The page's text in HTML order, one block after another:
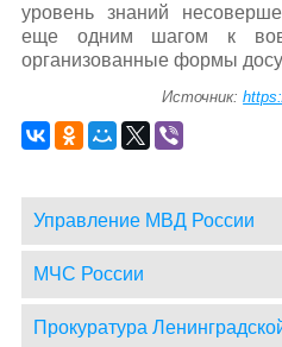
уровень знаний
еще одним шагом к
организованные формы
Источник:
Управление МВД России
МЧС России
Прокуратура